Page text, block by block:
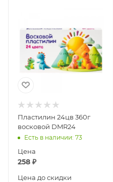
Пластилин 24цв 360г
восковой DMR24
Есть в наличии: 73
Цена
258 ₽
Цена до скидки